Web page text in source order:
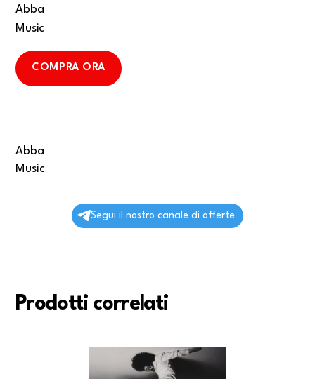
Abba
Music
COMPRA ORA
Abba
Music
Segui il nostro canale di offerte
Prodotti correlati